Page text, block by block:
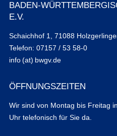
BADEN-
E.V.
Schaichhof 1, 71088
Telefon: 07157 / 53 58-0
info (at) bwgv.de
ÖFFNUNGSZEITEN
Wir sind von Montag bis Freitag
Uhr telefonisch für Sie da.